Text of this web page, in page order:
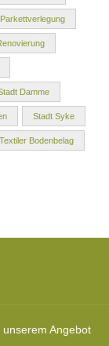
Parkettverlegung
Damme
Stadt Syke
Textiler Bodenbelag
Angebot